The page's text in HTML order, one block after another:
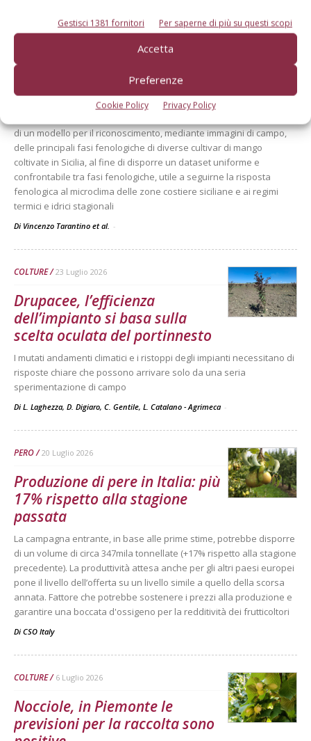
Gestisci 1381 fornitori Per saperne di più su questi scopi
Accetta
Preferenze
Cookie Policy Privacy Policy
ARTICOLI ABBONATI 30 Luglio 2026
Mango, intelligenza artificiale
per monitorare la fenologia
Un approccio preliminare per valutare l’adattabilità del mango in
di un modello per il riconoscimento, mediante immagini di campo,
delle principali fasi fenologiche di diverse cultivar di mango
coltivate in Sicilia, al fine di disporre un dataset uniforme e
confrontabile tra fasi fenologiche, utile a seguirne la risposta
fenologica al microclima delle zone costiere siciliane e ai regimi
termici e idrici stagionali
Di Vincenzo Tarantino et al. -
COLTURE 23 Luglio 2026
Drupacee, l’efficienza
dell’impianto si basa sulla
scelta oculata del portinnesto
I mutati andamenti climatici e i ristoppi degli impianti necessitano di
risposte chiare che possono arrivare solo da una seria
sperimentazione di campo
Di L. Laghezza, D. Digiaro, C. Gentile, L. Catalano - Agrimeca -
PERO 20 Luglio 2026
Produzione di pere in Italia: più
17% rispetto alla stagione
passata
La campagna entrante, in base alle prime stime, potrebbe disporre
di un volume di circa 347mila tonnellate (+17% rispetto alla stagione
precedente). La produttività attesa anche per gli altri paesi europei
pone il livello dell’offerta su un livello simile a quello della scorsa
annata. Fattore che potrebbe sostenere i prezzi alla produzione e
garantire una boccata d'ossigeno per la redditività dei frutticoltori
Di CSO Italy
COLTURE 6 Luglio 2026
Nocciole, in Piemonte le
previsioni per la raccolta sono